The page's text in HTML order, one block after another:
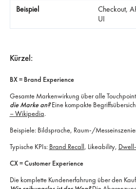
Checkout,
UI
Kürzel:
BX = Brand Experience
Gesamte Markenwirkung über alle
die Marke an?Eine kompakte
– Wikipedia.
Beispiele: Bildsprache, Raum-/
Typische KPIs: Brand Recall, Likeability,
CX = Customer Experience
Die komplette Kundenerfahrung über den